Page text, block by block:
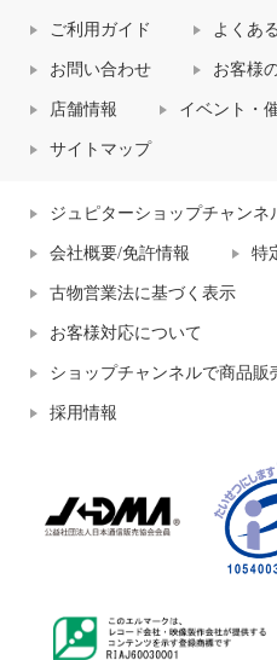
ご利用ガイド よくあ
お問い合わせ お客様
店舗情報 イベント・
サイトマップ
ジュピターショップチャンネ
会社概要/免許情報 特
古物営業法に基づく表示
お客様対応について
ショップチャンネルで商品販
採用情報